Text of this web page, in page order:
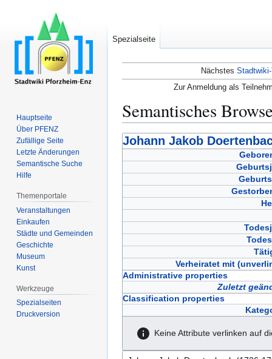
Nächstes
Zur Anmeldung als
Semantisches
Zur
Navigation
Zur
Suche
Johann Jakob
Verheiratet mit
Administrative properties
Zuletzt
Classification properties
Keine Attribute verlinken auf
Spezialseite
Hauptseite
Über PFENZ
Zufällige Seite
Letzte Änderungen
Semantische Suche
Hilfe
Themenportale
Veranstaltungen
Einkaufen
Städte und Gemeinden
Geschichte
Museum
Kunst
Werkzeuge
Spezialseiten
Druckversion